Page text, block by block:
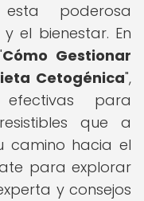
poderosa
el bienestar. En
Cómo Gestionar
Cetogénica",
efectivas para
que a
camino hacia el
para explorar
y consejos